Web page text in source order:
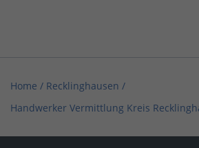
Home / Recklinghausen /
Handwerker Vermittlung Kreis